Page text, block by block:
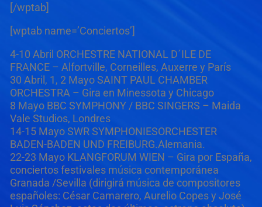
[/wptab]
[wptab name=’Conciertos’]
4-10 Abril ORCHESTRE NATIONAL D´ILE DE
FRANCE – Alfortville, Corneilles, Auxerre y París
30 Abril, 1, 2 Mayo SAINT PAUL CHAMBER
ORCHESTRA – Gira en Minessota y Chicago
8 Mayo BBC SYMPHONY / BBC SINGERS – Maida
Vale Studios, Londres
14-15 Mayo SWR SYMPHONIESORCHESTER
BADEN-BADEN UND FREIBURG.Alemania.
22-23 Mayo KLANGFORUM WIEN – Gira por España,
conciertos festivales música contemporánea
Granada /Sevilla (dirigirá música de compositores
españoles: César Camarero, Aurelio Copes y José